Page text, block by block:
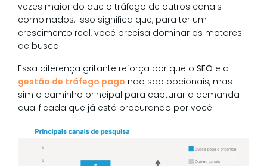
vezes maior do que o tráfego de outros canais
combinados. Isso significa que, para ter um
crescimento real, você precisa dominar os motores
de busca.
Essa diferença gritante reforça por que o SEO e a
gestão de tráfego pago não são opcionais, mas
sim o caminho principal para capturar a demanda
qualificada que já está procurando por você.